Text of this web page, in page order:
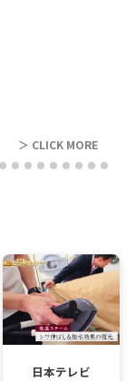
＞ CLICK MORE
日本テレビ